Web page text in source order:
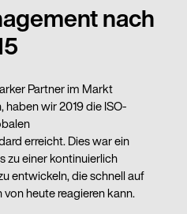
nach
Partner im Markt
wir 2019 die ISO-
erreicht. Dies war ein
zu einer kontinuierlich
entwickeln, die schnell auf
heute reagieren kann.